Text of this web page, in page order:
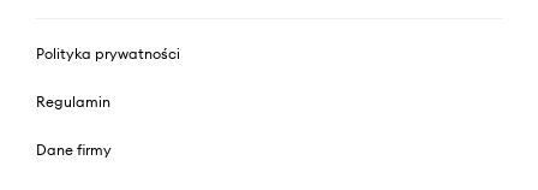
Polityka prywatności
Regulamin
Dane firmy